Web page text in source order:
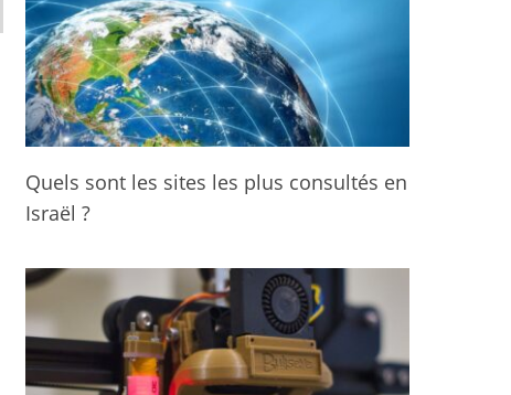
Quels sont les sites les plus consultés en
Israël ?